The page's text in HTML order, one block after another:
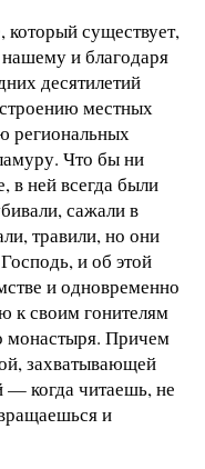
который существует,
нашему и благодаря
десятилетий
местных
региональных
Что бы ни
в ней всегда были
сажали в
травили, но они
и об этой
и одновременно
к своим гонителям
монастыря. Причем
захватывающей
— когда читаешь, не
и